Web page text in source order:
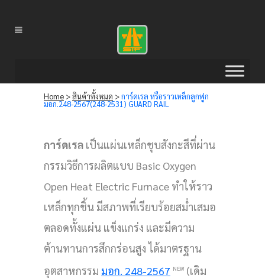
Home >สินค้าทั้งหมด >การ์ดเรล หรือราวเหล็กลูกฟูก
มอก.248-2567(248-2531) GUARD RAIL
การ์ดเรล เป็นแผ่นเหล็กชุบสังกะสีที่ผ่าน
กรรมวิธีการผลิตแบบ Basic Oxygen
Open Heat Electric Furnace ทำให้ราว
เหล็กทุกชิ้น มีสภาพที่เรียบร้อยสม่ำเสมอ
ตลอดทั้งแผ่น แข็งแกร่ง และมีความ
ต้านทานการสึกกร่อนสูง ได้มาตรฐาน
อุตสาหกรรม มอก. 248-2567 NEW (เดิม